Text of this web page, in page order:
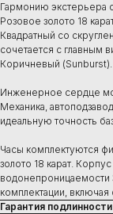
Гармонию экстерьера
Розовое золото 18
Квадратный со
сочетается с главным
Коричневый (Sunburst).
Инженерное сердце
Механика,
идеальную точность
Часы комплектуются
золото 18 карат.
водонепроницаемости
комплектации,
Гарантия подлинности